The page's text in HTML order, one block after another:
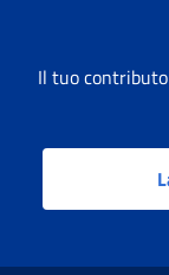
Il tuo